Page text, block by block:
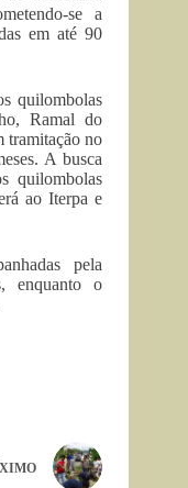
se a
em até 90
quilombolas
Ramal do
tramitação no
A busca
quilombolas
ao Iterpa e
pela
enquanto o